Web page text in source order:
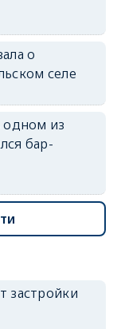
о
селе
одном из
бар-
застройки